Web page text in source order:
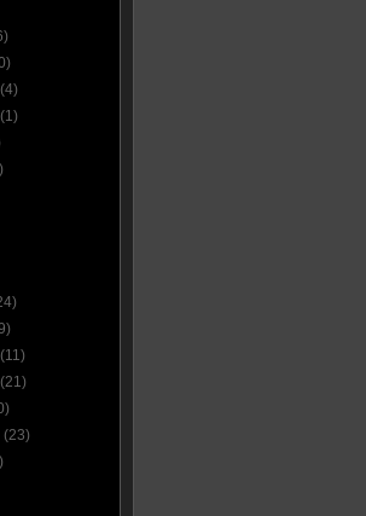
(4)
(1)
(11)
(21)
(23)